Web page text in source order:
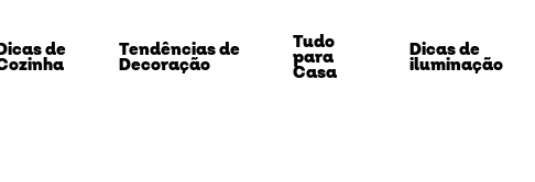
de Tendências de
Decoração
Tudo
para
Casa
Dicas de
iluminação